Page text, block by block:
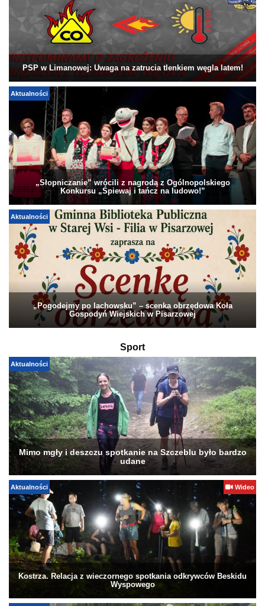
PSP w Limanowej: Uwaga na zatrucia tlenkiem węgla latem!
Aktualności
„Słopniczanie” wrócili z nagrodą z Ogólnopolskiego
Konkursu „Śpiewaj i tańcz na ludowo!”
Aktualności
„Pogodejmy po lachowsku” – scenka obrzędowa Koła
Gospodyń Wiejskich w Pisarzowej
Sport
Aktualności
Mimo mgły i deszczu spotkanie na Szczeblu było bardzo
udane
Aktualności Wideo
Kostrza. Relacja z wieczornego spotkania odkrywców Beskidu
Wyspowego